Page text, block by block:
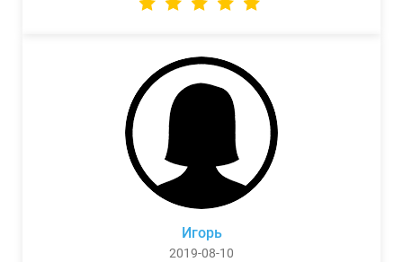
Игорь
2019-08-10